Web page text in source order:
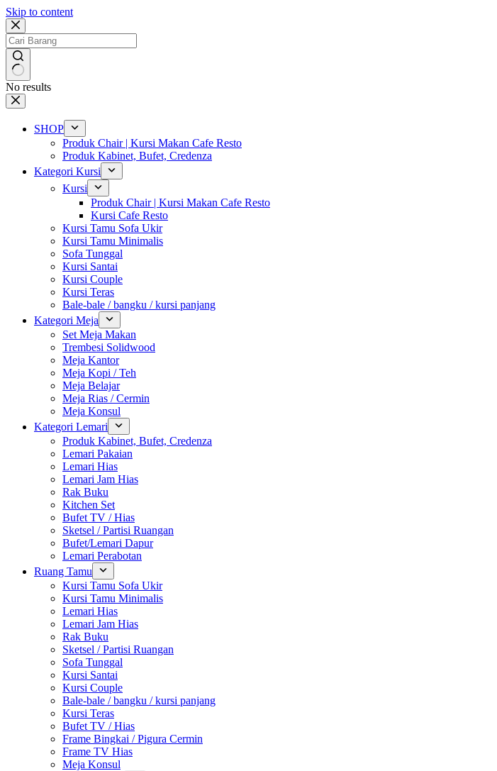
Skip to content
No results
SHOP
Produk Chair | Kursi Makan Cafe Resto
Produk Kabinet, Bufet, Credenza
Kategori Kursi
Kursi
Produk Chair | Kursi Makan Cafe Resto
Kursi Cafe Resto
Kursi Tamu Sofa Ukir
Kursi Tamu Minimalis
Sofa Tunggal
Kursi Santai
Kursi Couple
Kursi Teras
Bale-bale / bangku / kursi panjang
Kategori Meja
Set Meja Makan
Trembesi Solidwood
Meja Kantor
Meja Kopi / Teh
Meja Belajar
Meja Rias / Cermin
Meja Konsul
Kategori Lemari
Produk Kabinet, Bufet, Credenza
Lemari Pakaian
Lemari Hias
Lemari Jam Hias
Rak Buku
Kitchen Set
Bufet TV / Hias
Sketsel / Partisi Ruangan
Bufet/Lemari Dapur
Lemari Perabotan
Ruang Tamu
Kursi Tamu Sofa Ukir
Kursi Tamu Minimalis
Lemari Hias
Lemari Jam Hias
Rak Buku
Sketsel / Partisi Ruangan
Sofa Tunggal
Kursi Santai
Kursi Couple
Bale-bale / bangku / kursi panjang
Kursi Teras
Bufet TV / Hias
Frame Bingkai / Pigura Cermin
Frame TV Hias
Meja Konsul